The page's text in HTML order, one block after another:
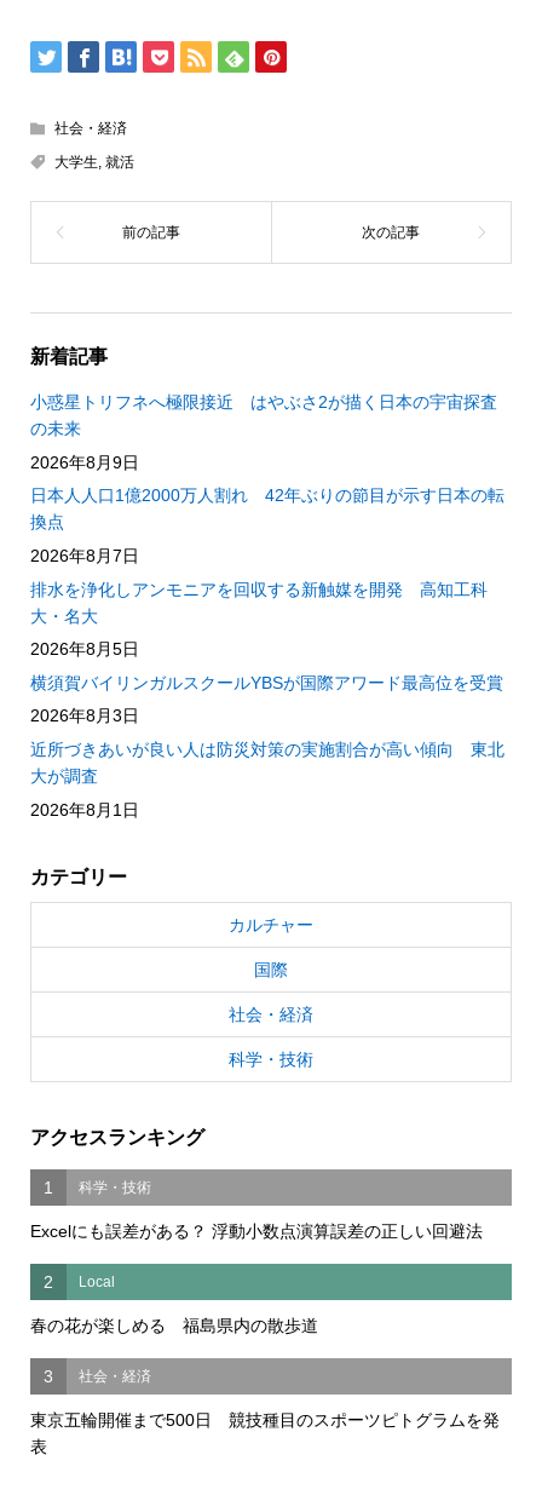
社会・経済
大学生, 就活
新着記事
小惑星トリフネへ極限接近 はやぶさ2が描く日本の宇宙探査
の未来
2026年8月9日
日本人人口1億2000万人割れ 42年ぶりの節目が示す日本の転
換点
2026年8月7日
排水を浄化しアンモニアを回収する新触媒を開発 高知工科
大・名大
2026年8月5日
横須賀バイリンガルスクールYBSが国際アワード最高位を受賞
2026年8月3日
近所づきあいが良い人は防災対策の実施割合が高い傾向 東北
大が調査
2026年8月1日
カテゴリー
カルチャー
国際
社会・経済
科学・技術
アクセスランキング
1 科学・技術
Excelにも誤差がある？ 浮動小数点演算誤差の正しい回避法
2 Local
春の花が楽しめる 福島県内の散歩道
3 社会・経済
東京五輪開催まで500日 競技種目のスポーツピトグラムを発
表